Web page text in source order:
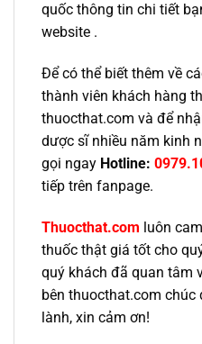
quốc thông tin chi tiết
website .
Để có thể biết thêm về
thành viên khách hàng
thuocthat.com và để
dược sĩ nhiều năm kinh
gọi ngay Hotline:
tiếp trên fanpage.
Thuocthat.com luôn
thuốc thật giá tốt cho
quý khách đã quan tâm
bên thuocthat.com chúc
lành, xin cảm ơn!